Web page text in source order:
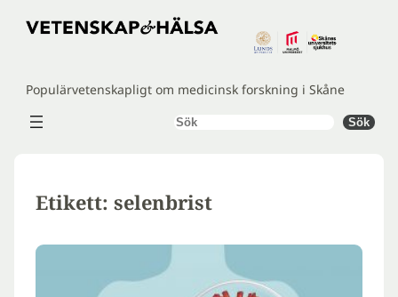
Hoppa
Populärvetenskapligt om medicinsk forskning i Skåne
Sök Sök
Etikett: selenbrist